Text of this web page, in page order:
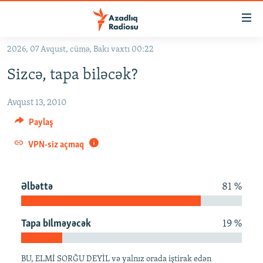
Əsas
qayıt
naviqasiyaya
qayıt
#İZAHLA
KORRUPSIOMETR
#ƏSLINDƏ
FƏRQƏ BAX
ARAŞDIRMA
VIDEO
FOTOQALEREYA
RADIO ARXIV
HAQQIMIZDA
2026, 07 Avqust, cümə, Bakı vaxtı 00:22
Sizcə, tapa biləcək?
Avqust 13, 2010
Paylaş
VPN-siz açmaq
Əlbəttə 81 %
Tapa bilməyəcək 19 %
BU, ELMİ SORĞU DEYİL və yalnız orada iştirak edən